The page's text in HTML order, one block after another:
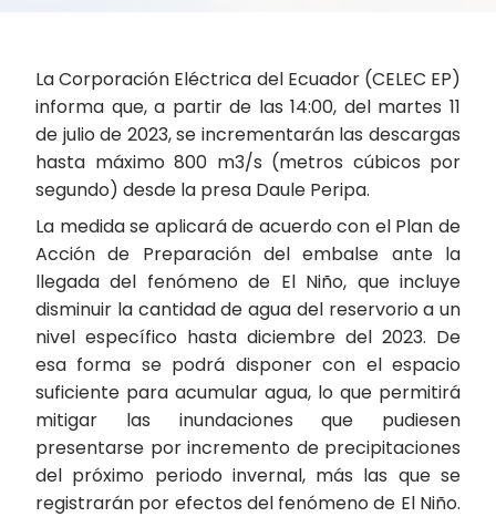
La Corporación Eléctrica del Ecuador (CELEC EP)
informa que, a partir de las 14:00, del martes 11
de julio de 2023, se incrementarán las descargas
hasta máximo 800 m3/s (metros cúbicos por
segundo) desde la presa Daule Peripa.
La medida se aplicará de acuerdo con el Plan de
Acción de Preparación del embalse ante la
llegada del fenómeno de El Niño, que incluye
disminuir la cantidad de agua del reservorio a un
nivel específico hasta diciembre del 2023. De
esa forma se podrá disponer con el espacio
suficiente para acumular agua, lo que permitirá
mitigar las inundaciones que pudiesen
presentarse por incremento de precipitaciones
del próximo periodo invernal, más las que se
registrarán por efectos del fenómeno de El Niño.